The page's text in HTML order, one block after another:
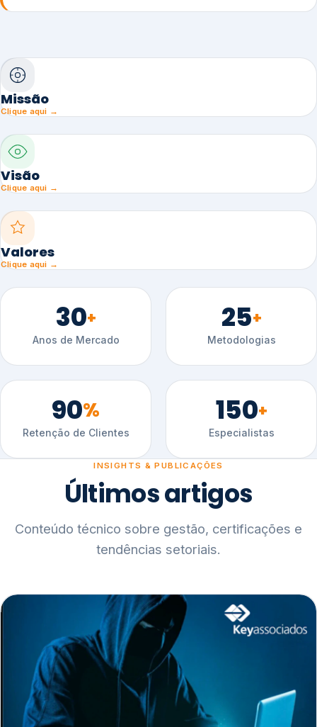
Missão
Clique aqui →
Visão
Clique aqui →
Valores
Clique aqui →
30+
Anos de Mercado
25+
Metodologias
90%
Retenção de Clientes
150+
Especialistas
INSIGHTS & PUBLICAÇÕES
Últimos artigos
Conteúdo técnico sobre gestão, certificações e
tendências setoriais.